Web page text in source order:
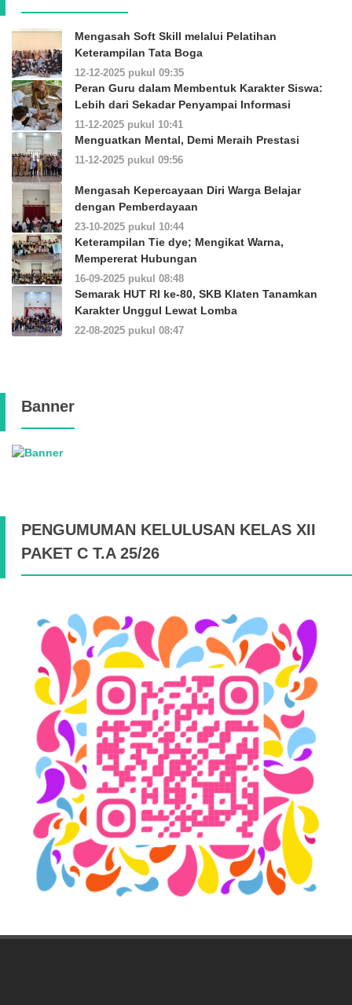
Mengasah Soft Skill melalui Pelatihan
Keterampilan Tata Boga
12-12-2025 pukul 09:35
Peran Guru dalam Membentuk Karakter Siswa:
Lebih dari Sekadar Penyampai Informasi
11-12-2025 pukul 10:41
Menguatkan Mental, Demi Meraih Prestasi
11-12-2025 pukul 09:56
Mengasah Kepercayaan Diri Warga Belajar
dengan Pemberdayaan
23-10-2025 pukul 10:44
Keterampilan Tie dye; Mengikat Warna,
Mempererat Hubungan
16-09-2025 pukul 08:48
Semarak HUT RI ke-80, SKB Klaten Tanamkan
Karakter Unggul Lewat Lomba
22-08-2025 pukul 08:47
Banner
PENGUMUMAN KELULUSAN KELAS XII
PAKET C T.A 25/26